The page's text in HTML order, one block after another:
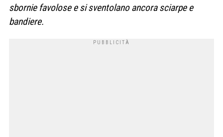
sbornie favolose e si sventolano ancora sciarpe e
bandiere.